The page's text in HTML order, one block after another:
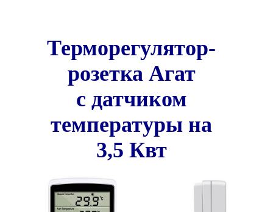
Терморегулятор-
розетка Агат
c датчиком
температуры на
3,5 Квт